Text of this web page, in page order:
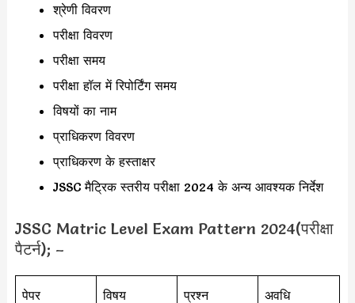
श्रेणी विवरण
परीक्षा विवरण
परीक्षा समय
परीक्षा हॉल में रिपोर्टिंग समय
विषयों का नाम
प्राधिकरण विवरण
प्राधिकरण के हस्ताक्षर
JSSC मैट्रिक स्तरीय परीक्षा 2024 के अन्य आवश्यक निर्देश
JSSC Matric Level Exam Pattern 2024(परीक्षा
पैटर्न); –
पेपर विषय प्रश्न अवधि